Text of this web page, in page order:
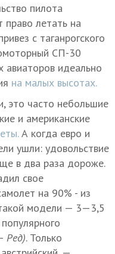
пилота
право летать на
с таганрогского
СП-30
идеально
на малых высотах.
это часто небольшие
и американские
А когда евро и
ушли: удовольствие
в два раза дороже.
свое
на 90% - из
модели — 3—3,5
Ред). Только